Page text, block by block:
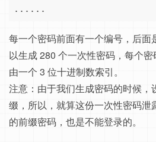
......
每一个密码前面有一个编号，后面
以生成 280 个一次性密码，每个密
由一个 3 位十进制数索引。
注意：由于我们生成密码的时候，
缀，所以，就算这份一次性密码泄
的前缀密码，也是不能登录的。